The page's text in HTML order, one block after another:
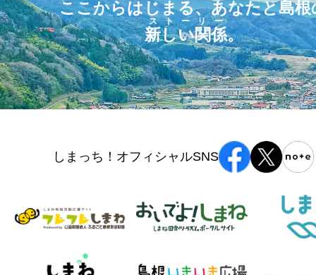
ここからはじまる、あなたと島根
新しい関係
ストーリー
。
しまっち！オフィシャルSNS